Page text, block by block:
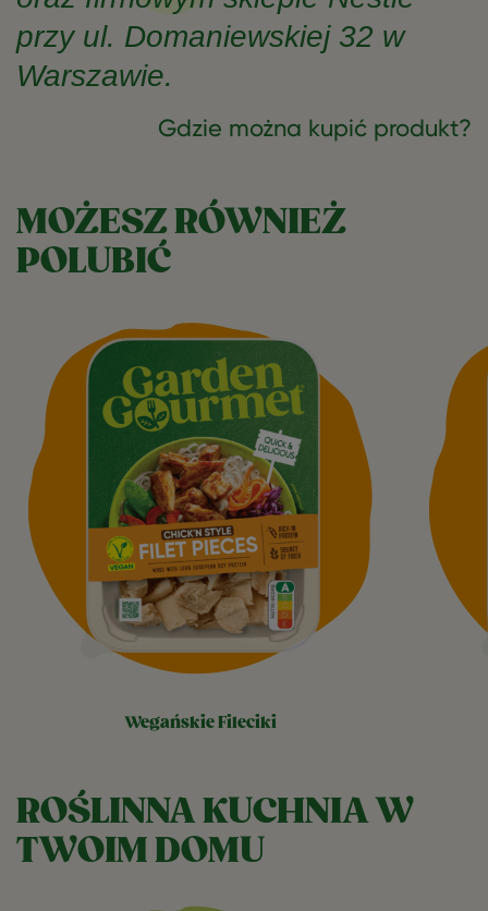
przy ul. Domaniewskiej 32 w
Warszawie.
Gdzie można kupić produkt?
MOŻESZ RÓWNIEŻ
POLUBIĆ
wegańskie fileciki
ROŚLINNA KUCHNIA W
TWOIM DOMU